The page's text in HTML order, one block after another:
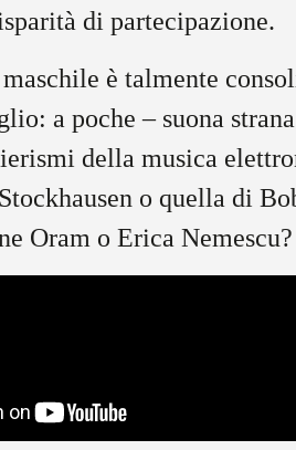
di partecipazione.
è talmente
a poche – suona
della musica
o quella di
Oram o Erica Nemescu?